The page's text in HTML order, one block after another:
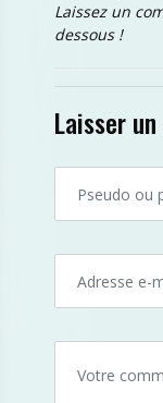
Laissez un
dessous !
Laisser